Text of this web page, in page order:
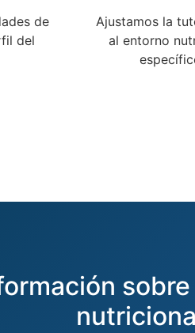
de
del
Ajustamos la
al entorno